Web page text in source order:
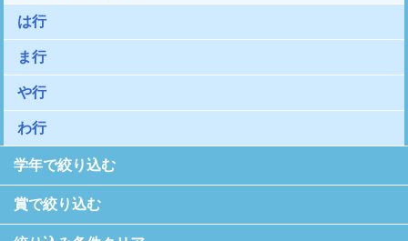
は行
ま行
や行
わ行
学年で絞り込む
賞で絞り込む